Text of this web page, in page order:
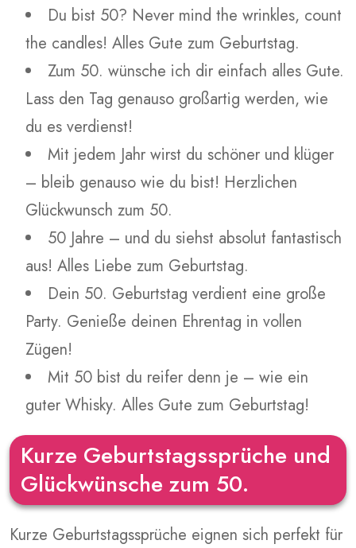
Du bist 50? Never mind the wrinkles, count
the candles! Alles Gute zum Geburtstag.
Zum 50. wünsche ich dir einfach alles Gute.
Lass den Tag genauso großartig werden, wie
du es verdienst!
Mit jedem Jahr wirst du schöner und klüger
– bleib genauso wie du bist! Herzlichen
Glückwunsch zum 50.
50 Jahre – und du siehst absolut fantastisch
aus! Alles Liebe zum Geburtstag.
Dein 50. Geburtstag verdient eine große
Party. Genieße deinen Ehrentag in vollen
Zügen!
Mit 50 bist du reifer denn je – wie ein
guter Whisky. Alles Gute zum Geburtstag!
Kurze Geburtstagssprüche und
Glückwünsche zum 50.
Kurze Geburtstagssprüche eignen sich perfekt für